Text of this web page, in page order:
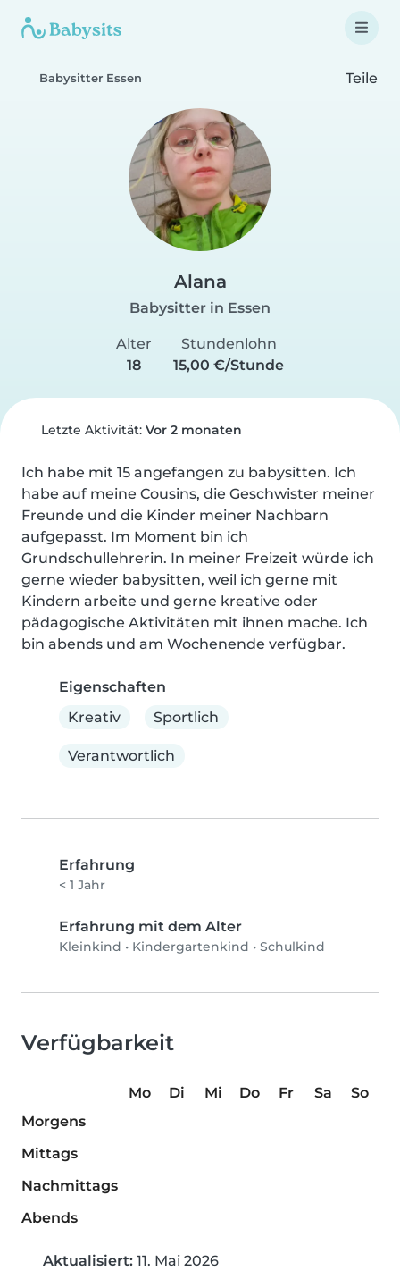
Babysitter Essen Teile
Alana
Babysitter in Essen
Alter
18
Stundenlohn
15,00 €/Stunde
Letzte Aktivität: Vor 2 monaten
Ich habe mit 15 angefangen zu babysitten. Ich
habe auf meine Cousins, die Geschwister meiner
Freunde und die Kinder meiner Nachbarn
aufgepasst. Im Moment bin ich
Grundschullehrerin. In meiner Freizeit würde ich
gerne wieder babysitten, weil ich gerne mit
Kindern arbeite und gerne kreative oder
pädagogische Aktivitäten mit ihnen mache. Ich
bin abends und am Wochenende verfügbar.
Eigenschaften
Kreativ
Sportlich
Verantwortlich
Erfahrung
< 1 Jahr
Erfahrung mit dem Alter
Kleinkind • Kindergartenkind • Schulkind
Verfügbarkeit
Mo Di Mi Do Fr Sa
So
Morgens
Mittags
Nachmittags
Abends
Aktualisiert: 11. Mai 2026